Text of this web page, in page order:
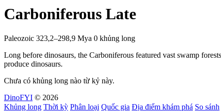
Carboniferous Late
Paleozoic 323,2–298,9 Mya 0 khủng long
Long before dinosaurs, the Carboniferous featured vast swamp
produce dinosaurs.
Chưa có khủng long nào từ kỷ này.
DinoFYI © 2026
Khủng long Thời kỳ Phân loại Quốc gia Địa điểm khám phá So sánh